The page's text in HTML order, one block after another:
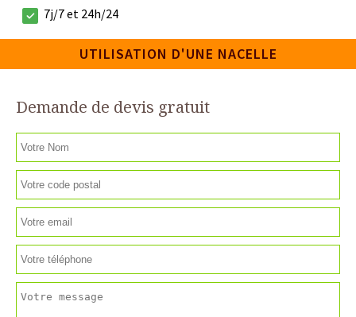
7j/7 et 24h/24
UTILISATION D'UNE NACELLE
Demande de devis gratuit